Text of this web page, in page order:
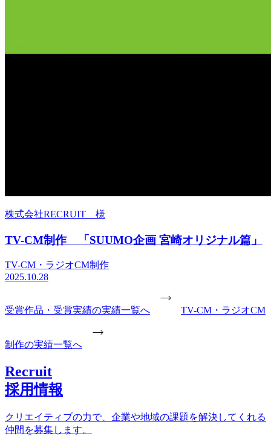
株式会社RECRUIT 様
TV-CM制作 「SUUMO企画 宮崎オリジナル篇」
TV-CM・ラジオCM制作
2025.10.28
受賞作品・受賞実績の実績一覧へ TV-CM・ラジオCM
制作の実績一覧へ
Recruit
採用情報
クリエイティブの力で、企業や地域の課題を解決してくれる
仲間を募集します。